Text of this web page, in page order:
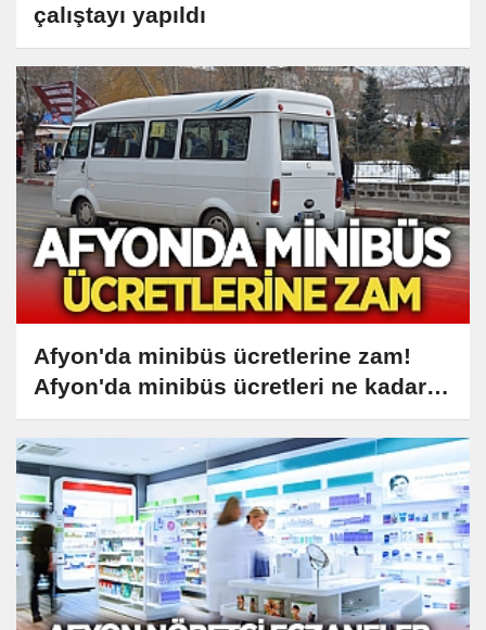
çalıştayı yapıldı
Afyon'da minibüs ücretlerine zam!
Afyon'da minibüs ücretleri ne kadar
oldu?